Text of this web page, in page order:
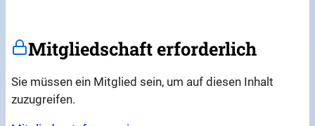
Mitgliedschaft erforderlich
Sie müssen ein Mitglied sein, um auf diesen Inhalt
zuzugreifen.